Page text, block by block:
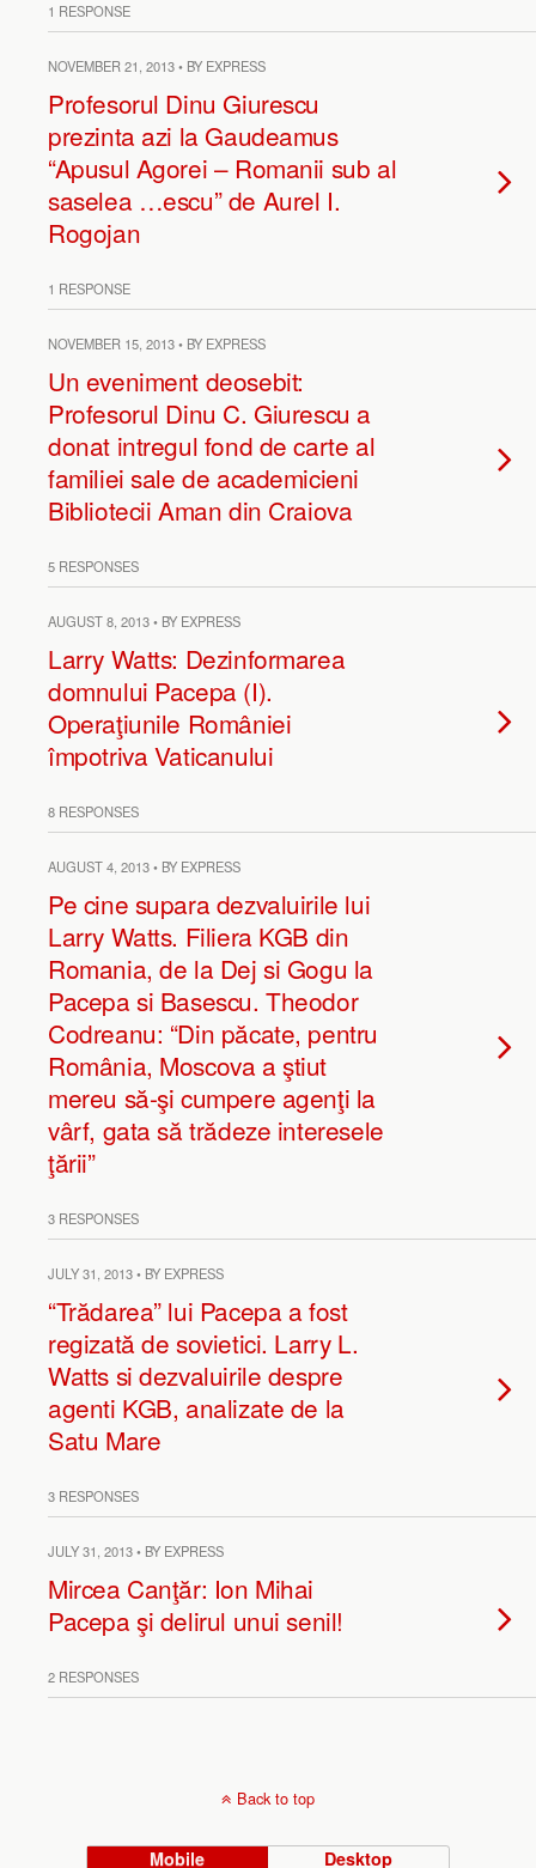
1 RESPONSE
NOVEMBER 21, 2013 • BY EXPRESS
Profesorul Dinu Giurescu
prezinta azi la Gaudeamus
“Apusul Agorei – Romanii sub al
saselea …escu” de Aurel I.
Rogojan
1 RESPONSE
NOVEMBER 15, 2013 • BY EXPRESS
Un eveniment deosebit:
Profesorul Dinu C. Giurescu a
donat intregul fond de carte al
familiei sale de academicieni
Bibliotecii Aman din Craiova
5 RESPONSES
AUGUST 8, 2013 • BY EXPRESS
Larry Watts: Dezinformarea
domnului Pacepa (I).
Operaţiunile României
împotriva Vaticanului
8 RESPONSES
AUGUST 4, 2013 • BY EXPRESS
Pe cine supara dezvaluirile lui
Larry Watts. Filiera KGB din
Romania, de la Dej si Gogu la
Pacepa si Basescu. Theodor
Codreanu: “Din păcate, pentru
România, Moscova a ştiut
mereu să-şi cumpere agenţi la
vârf, gata să trădeze interesele
ţării”
3 RESPONSES
JULY 31, 2013 • BY EXPRESS
“Trădarea” lui Pacepa a fost
regizată de sovietici. Larry L.
Watts si dezvaluirile despre
agenti KGB, analizate de la
Satu Mare
3 RESPONSES
JULY 31, 2013 • BY EXPRESS
Mircea Canţăr: Ion Mihai
Pacepa şi delirul unui senil!
2 RESPONSES
Back to top
Mobile Desktop